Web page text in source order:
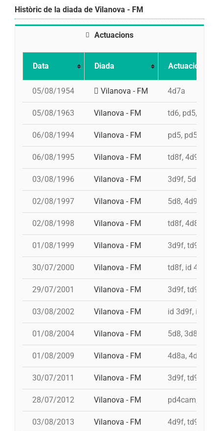
Històric de la diada de Vilanova - FM
Actuacions
Data Diada Actuació
05/08/1954 Vilanova - FM 4d7a
05/08/1963 Vilanova - FM td6, pd5, 3d7
06/08/1994 Vilanova - FM pd5, pd5, 4d8,
06/08/1995 Vilanova - FM td8f, 4d9f,
03/08/1996 Vilanova - FM 3d9f, 5d8,
02/08/1997 Vilanova - FM 5d8, 4d9f,
02/08/1998 Vilanova - FM td8f, 4d8, 3d8,
01/08/1999 Vilanova - FM 3d9f, td9fm,
30/07/2000 Vilanova - FM td8f, id 4d9f,
29/07/2001 Vilanova - FM 3d9f, td9fmc,
03/08/2002 Vilanova - FM id 3d9f, id
01/08/2004 Vilanova - FM 5d8, 3d8,
01/08/2009 Vilanova - FM 4d8a, 4d9f,
30/07/2011 Vilanova - FM 3d9f, td9fm,
28/07/2012 Vilanova - FM pd4cam,
03/08/2013 Vilanova - FM 4d9f, td9fm,